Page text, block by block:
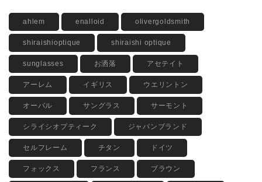
ahlem enalloid olivergoldsmith
shiraishioptique shiraishi optique
sunglasses お洒落 アセテイト
アーレム イギリス ウエリントン
オーバル サングラス サーモント
シライシオプティーク ジャパンブランド
セルフレーム チタン ドイツ
フォックス フランス ブラウン